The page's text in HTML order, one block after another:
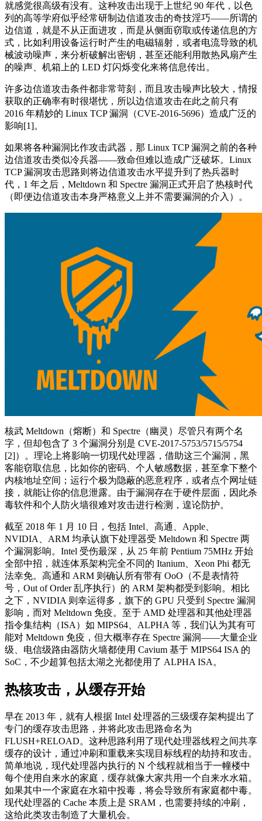
就感觉很高级有没有。这种攻击出现于上世纪 90 年代，以色
列的高等学府似乎经常研制边信道攻击的奇技淫巧——所谓的
边信道，就是不从正面进攻，而是从侧面窃取或传递信息的方
式，比如利用设备运行时产生的电磁辐射，或者电流导致的机
械波动噪声，来分析破解出密钥，甚至还能利用散热风扇产生
的噪声、机箱上的 LED 灯闪烁变化来将信息传出。
许多边信道攻击条件都非常苛刻，而且攻击噪声比较大，情报
获取的正确率有时很堪忧，所以边信道攻击在此之前只有
2016 年精妙的 Linux TCP 漏洞（CVE-2016-5696）造成广泛的
影响[1]。
如果将各种漏洞比作攻击武器，那 Linux TCP 漏洞之前的各种
边信道攻击类似冷兵器——致命但难以造成广泛破坏。Linux
TCP 漏洞攻击思路则将边信道攻击水平提升到了热兵器时
代，1 年之后，Meltdown 和 Spectre 漏洞正式开启了热核时代
（即便边信道攻击本身严格意义上并不需要漏洞的介入）。
核武 Meltdown（熔断）和 Spectre（幽灵）尽管只有两个名
字，但却包含了 3 个漏洞分别是 CVE-2017-5753/5715/5754
[2]）。理论上将影响一切现代处理器，借助这三个漏洞，黑
客能窃取信息，比如你的密码、个人敏感数据，甚至拿下整个
内核地址空间；运行个极为隐蔽的恶意程序，或者点个网址链
接，就能让你的信息泄露。由于漏洞存在于硬件层面，因此杀
毒软件和个人防火墙很难对攻击进行检测，遑论防护。
截至 2018 年 1 月 10 日，包括 Intel、高通、Apple、
NVIDIA、ARM 均承认旗下处理器受 Meltdown 和 Spectre 两
个漏洞影响。Intel 受伤最深，从 25 年前 Pentium 75MHz 开始
全部中招，就连体系架构完全不同的 Itanium、Xeon Phi 都无
法幸免。高通和 ARM 则确认所有带有 OoO（不是表情符
号，Out of Order 乱序执行）的 ARM 架构都受到影响。相比
之下，NVIDIA 则幸运得多，旗下的 GPU 只受到 Spectre 漏洞
影响，而对 Meltdown 免疫。至于 AMD 处理器和其他处理器
指令集结构（ISA）如 MIPS64、ALPHA 等，我们认为其有可
能对 Meltdown 免疫，但大概率存在 Spectre 漏洞——大量企业
级、电信级路由器防火墙都使用 Cavium 基于 MIPS64 ISA 的
SoC，不少超算包括太湖之光都使用了 ALPHA ISA。
热核攻击，从缓存开始
早在 2013 年，就有人根据 Intel 处理器的三级缓存架构提出了
专门的缓存攻击思路，并将此攻击思路命名为
FLUSH+RELOAD。这种思路利用了现代处理器线程之间共享
缓存的设计，通过冲刷和重载来实现目标线程的劫持和攻击。
简单地说，现代处理器内执行的 N 个线程就相当于一幢楼中
每个使用自来水的家庭，缓存就像大家共用一个自来水水箱。
如果其中一个家庭在水箱中投毒，将会导致所有家庭都中毒。
现代处理器的 Cache 本质上是 SRAM，也需要持续的冲刷，
这给此类攻击制造了大量机会。